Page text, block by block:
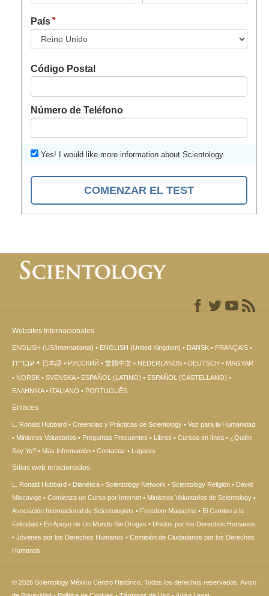
País
Código Postal
Número de Teléfono
Yes! I would like more information about Scientology.
COMENZAR EL TEST
Websites Internacionales
ENGLISH (US/International) ENGLISH (United Kingdom) DANSK FRANÇAIS
עברית 日本語 РУССКИЙ 繁體中文 NEDERLANDS DEUTSCH
MAGYAR
NORSK
SVENSKA ESPAÑOL (LATINO)
ESPAÑOL (CASTELLANO)
ΕΛΛΗΝΙΚA
ITALIANO PORTUGUÊS
Enlaces
L. Ronald Hubbard Creencias y Prácticas de Scientology
Voz para la Humanidad
Ministros Voluntarios
Preguntas Frecuentes Libros Cursos en línea
¿Quién
Soy Yo?
Más Información Contactar Lugares
Sitios web relacionados
L. Ronald Hubbard Dianética Scientology Network Scientology Religion
David
Miscavige
Comienza un Curso por Internet
Ministros Voluntarios de Scientology
Asociación Internacional de Scientologists
Freedom Magazine
El Camino a la
Felicidad
En Apoyo de Un Mundo Sin Drogas
Unidos por los Derechos Humanos
Jóvenes por los Derechos Humanos
Comisión de Ciudadanos por los Derechos
Humanos
© 2026 Scientology México Centro Histórico. Todos los derechos reservados. Aviso